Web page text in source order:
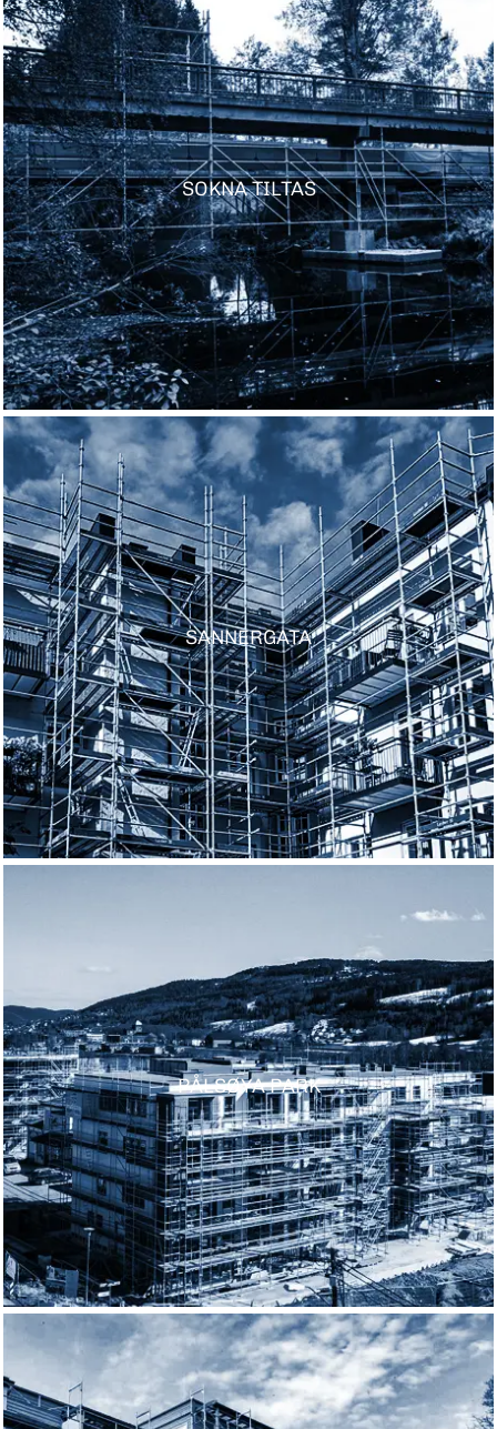
SOKNA TILTAS
SANNERGATA
PÅLSØYA PARK